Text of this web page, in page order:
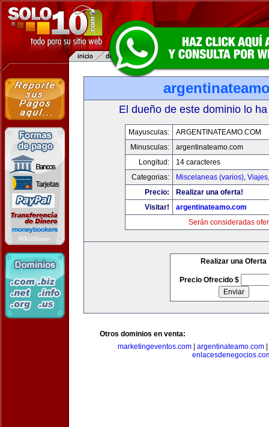
El dueño de este dominio lo
Mayusculas:
ARGENTINATEAMO.COM
Minusculas:
argentinateamo.com
Longitud:
14 caracteres
Categorias:
Miscelaneas (varios),
Precio:
Realizar una oferta!
Visitar!
argentinateamo.com
Serán consideradas
Realizar una Oferta
Precio Ofrecido $
Otros dominios en venta:
marketingeventos.com| argentinateamo.com|